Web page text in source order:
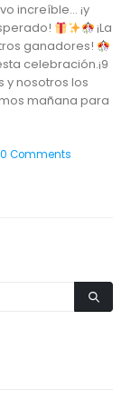
increíble… ¡y
¡La
ganadores!
celebración.¡9
y nosotros los
mañana para
0 Comments